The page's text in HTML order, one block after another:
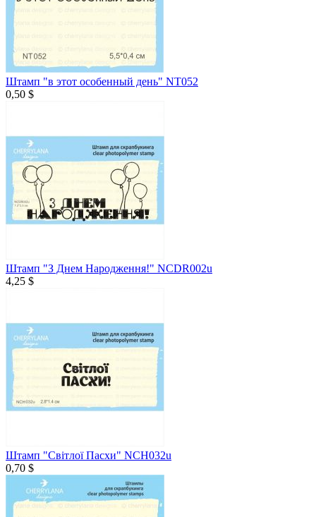
Штамп "в этот особенный день" NT052
0,50 $
Штамп "З Днем Народження!" NCDR002u
4,25 $
Штамп "Світлої Пасхи" NCH032u
0,70 $